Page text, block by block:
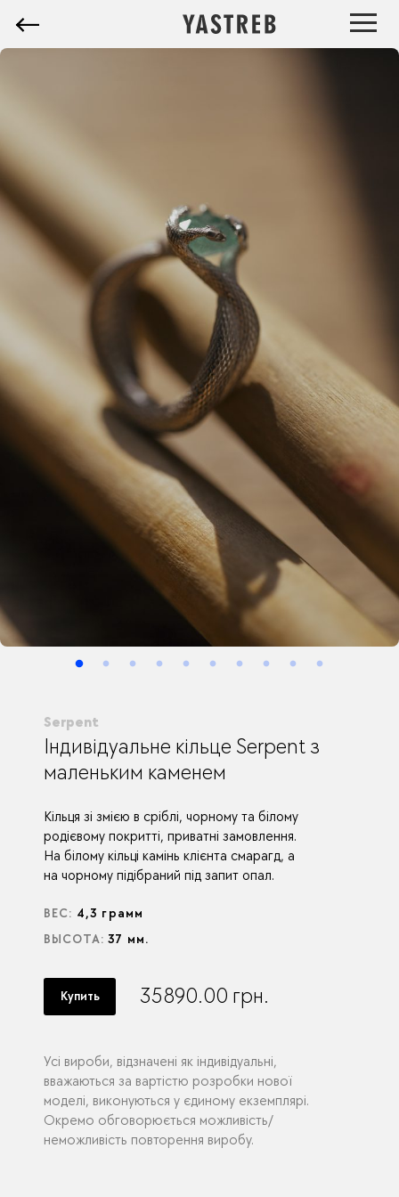
Serpent
Індивідуальне кільце Serpent з
маленьким каменем
Кільця зі змією в сріблі, чорному та білому
родієвому покритті, приватні замовлення.
На білому кільці камінь клієнта смарагд, а
на чорному підібраний під запит опал.
ВЕС: 4,3 грамм
ВЫСОТА:37 мм.
Купить 35890.00 грн.
Усі вироби, відзначені як індивідуальні,
вважаються за вартістю розробки нової
моделі, виконуються у єдиному екземплярі.
Окремо обговорюється можливість/
неможливість повторення виробу.